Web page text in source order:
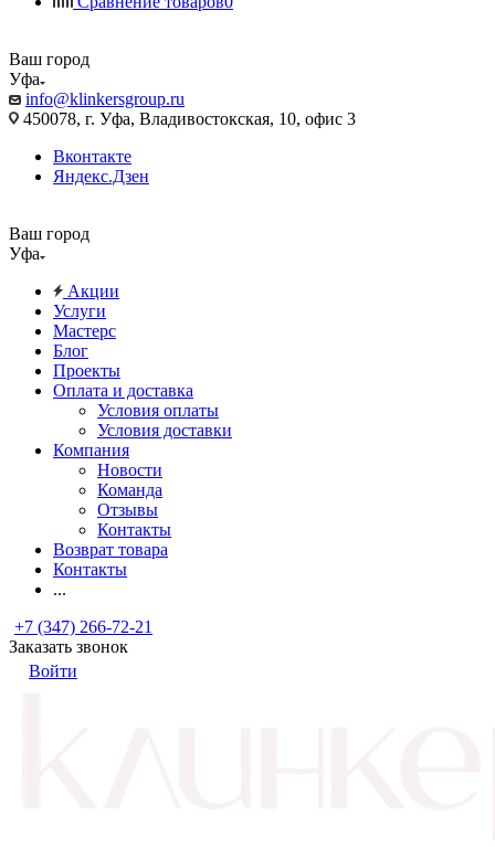
Ваш город
Уфа
info@klinkersgroup.ru
450078, г. Уфа, Владивостокская, 10, офис 3
Вконтакте
Яндекс.Дзен
Ваш город
Уфа
Акции
Услуги
Мастерс
Блог
Проекты
Оплата и доставка
Условия оплаты
Условия доставки
Компания
Новости
Команда
Отзывы
Контакты
Возврат товара
Контакты
...
+7 (347) 266-72-21
Заказать звонок
Войти